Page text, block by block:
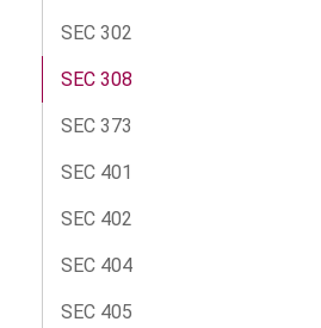
SEC 302
SEC 308
SEC 373
SEC 401
SEC 402
SEC 404
SEC 405